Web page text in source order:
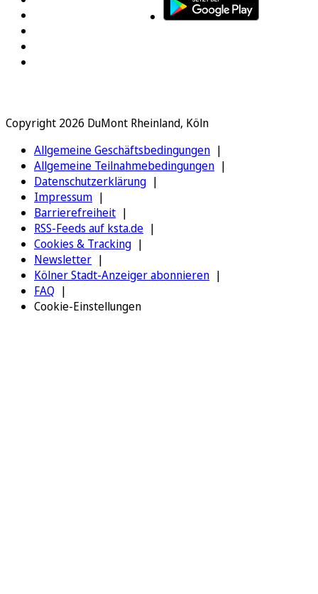
Copyright 2026 DuMont Rheinland, Köln
Allgemeine Geschäftsbedingungen
Allgemeine Teilnahmebedingungen
Datenschutzerklärung
Impressum
Barrierefreiheit
RSS-Feeds auf ksta.de
Cookies & Tracking
Newsletter
Kölner Stadt-Anzeiger abonnieren
FAQ
Cookie-Einstellungen